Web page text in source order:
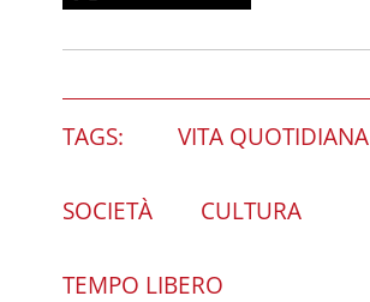
TAGS: VITA QUOTIDIANA
SOCIETÀ CULTURA
TEMPO LIBERO